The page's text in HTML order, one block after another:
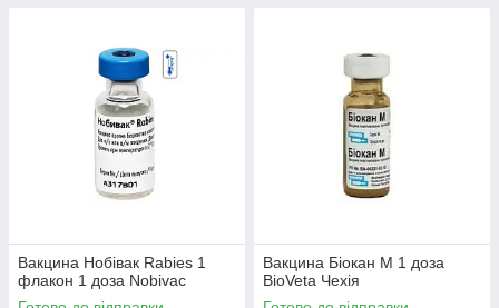
Вакцина Нобівак Rabies 1
флакон 1 доза Nobivac
Вакцина Біокан М 1 доза
BioVeta Чехія